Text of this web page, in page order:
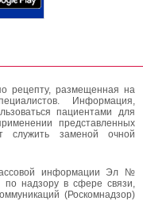
рецепту, размещенная на
Информация,
пациентами для
представленных
служить заменой очной
информации Эл №
надзору в сфере связи,
(Роскомнадзор)